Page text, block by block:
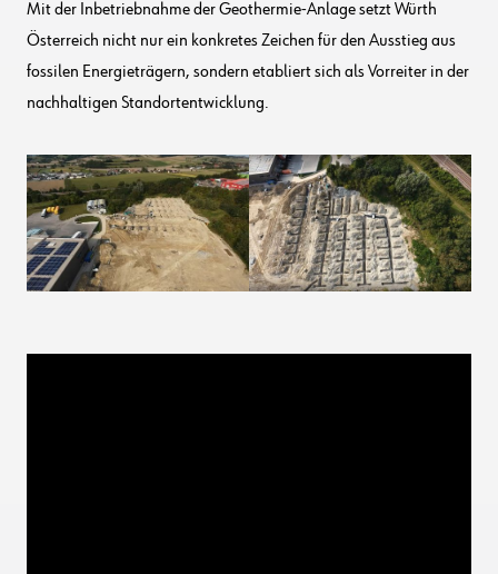
Mit der Inbetriebnahme der Geothermie-Anlage setzt Würth
Österreich nicht nur ein konkretes Zeichen für den Ausstieg aus
fossilen Energieträgern, sondern etabliert sich als Vorreiter in der
nachhaltigen Standortentwicklung.